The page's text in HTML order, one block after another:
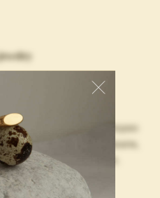
мы предоставляем опцию
— потому что мы знаем,
украшение на себе.
здесь.